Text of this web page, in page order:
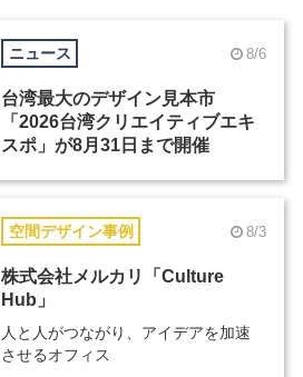
ニュース 8/6
台湾最大のデザイン見本市
「2026台湾クリエイティブエキ
スポ」が8月31日まで開催
空間デザイン事例 8/3
株式会社メルカリ「Culture
Hub」
人と人がつながり、アイデアを加速
させるオフィス